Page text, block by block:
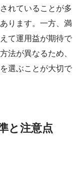
れていることが多
ります。一方、満
て運用益が期待で
法が異なるため、
選ぶことが大切で
と注意点